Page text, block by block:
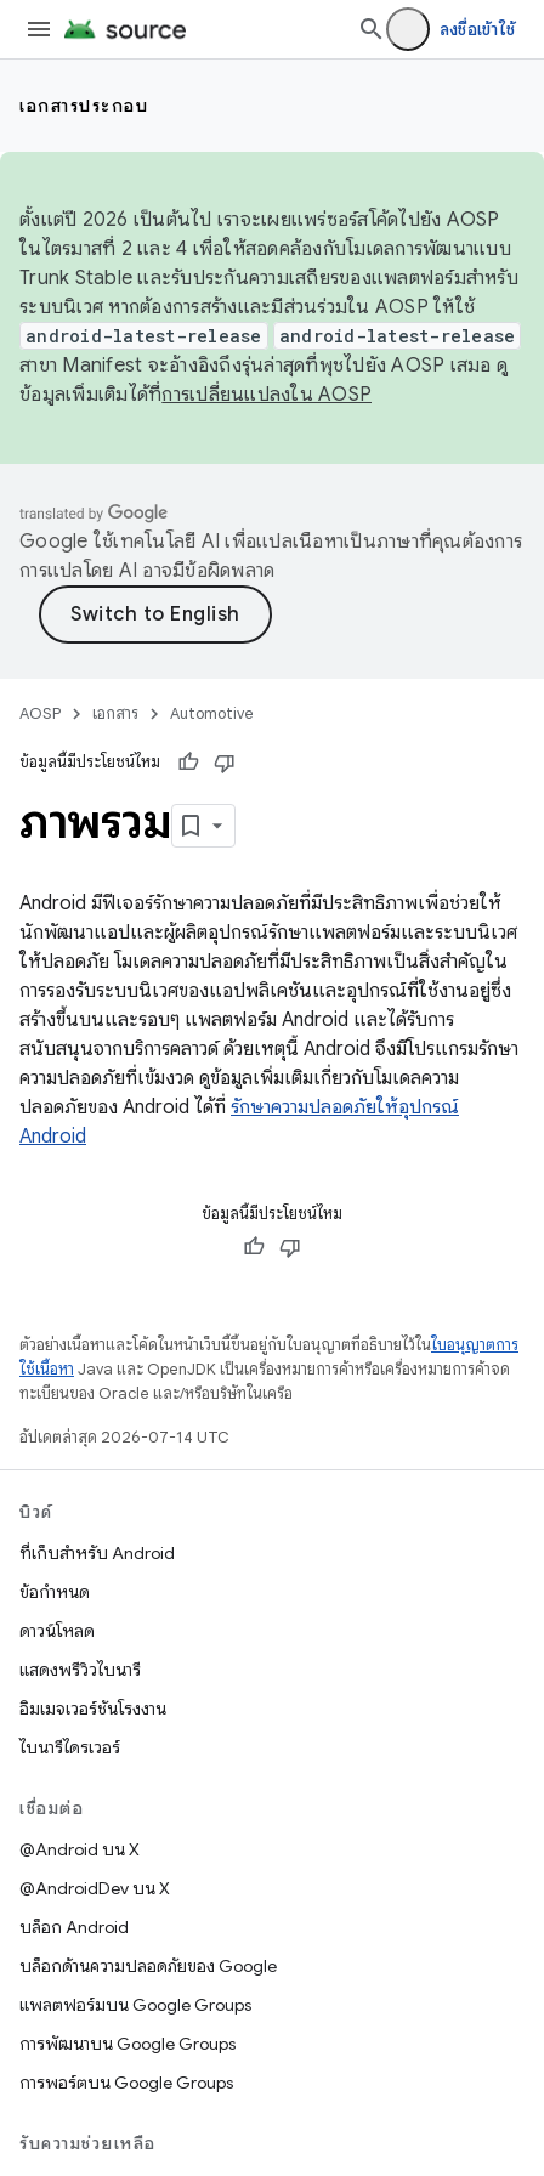
ลงชื่อเข้าใช้
เอกสารประกอบ
ตั้งแต่ปี 2026 เป็นต้นไป เราจะเผยแพร่ซอร์สโค้ดไปยัง AOSP
ในไตรมาสที่ 2 และ 4 เพื่อให้สอดคล้องกับโมเดลการพัฒนาแบบ
Trunk Stable และรับประกันความเสถียรของแพลตฟอร์มสำหรับ
ระบบนิเวศ หากต้องการสร้างและมีส่วนร่วมใน AOSP ให้ใช้
android-latest-release android-latest-release
สาขา Manifest จะอ้างอิงถึงรุ่นล่าสุดที่พุชไปยัง AOSP เสมอ ดู
ข้อมูลเพิ่มเติมได้ที่การเปลี่ยนแปลงใน AOSP
Google ใช้เทคโนโลยี AI เพื่อแปลเนื้อหาเป็นภาษาที่คุณต้องการ
การแปลโดย AI อาจมีข้อผิดพลาด
AOSP เอกสาร Automotive
ข้อมูลนี้มีประโยชน์ไหม
ภาพรวม
Android มีฟีเจอร์รักษาความปลอดภัยที่มีประสิทธิภาพเพื่อช่วยให้
นักพัฒนาแอปและผู้ผลิตอุปกรณ์รักษาแพลตฟอร์มและระบบนิเวศ
ให้ปลอดภัย โมเดลความปลอดภัยที่มีประสิทธิภาพเป็นสิ่งสำคัญใน
การรองรับระบบนิเวศของแอปพลิเคชันและอุปกรณ์ที่ใช้งานอยู่ซึ่ง
สร้างขึ้นบนและรอบๆ แพลตฟอร์ม Android และได้รับการ
สนับสนุนจากบริการคลาวด์ ด้วยเหตุนี้ Android จึงมีโปรแกรมรักษา
ความปลอดภัยที่เข้มงวด ดูข้อมูลเพิ่มเติมเกี่ยวกับโมเดลความ
ปลอดภัยของ Android ได้ที่ รักษาความปลอดภัยให้อุปกรณ์
Android
ข้อมูลนี้มีประโยชน์ไหม
ตัวอย่างเนื้อหาและโค้ดในหน้าเว็บนี้ขึ้นอยู่กับใบอนุญาตที่อธิบายไว้ในใบอนุญาตการ
ใช้เนื้อหา Java และ OpenJDK เป็นเครื่องหมายการค้าหรือเครื่องหมายการค้าจด
ทะเบียนของ Oracle และ/หรือบริษัทในเครือ
อัปเดตล่าสุด 2026-07-14 UTC
บิวด์
ที่เก็บสำหรับ Android
ข้อกำหนด
ดาวน์โหลด
แสดงพรีวิวไบนารี
อิมเมจเวอร์ชันโรงงาน
ไบนารีไดรเวอร์
เชื่อมต่อ
@Android บน X
@AndroidDev บน X
บล็อก Android
บล็อกด้านความปลอดภัยของ Google
แพลตฟอร์มบน Google Groups
การพัฒนาบน Google Groups
การพอร์ตบน Google Groups
รับความช่วยเหลือ